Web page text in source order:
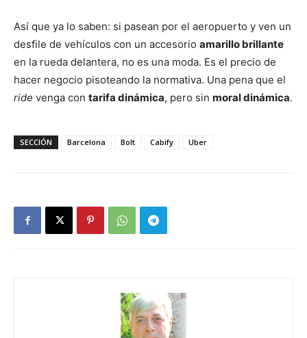
Así que ya lo saben: si pasean por el aeropuerto y ven un
desfile de vehículos con un accesorio amarillo brillante
en la rueda delantera, no es una moda. Es el precio de
hacer negocio pisoteando la normativa. Una pena que el
ride venga con tarifa dinámica, pero sin moral dinámica.
SECCIÓN Barcelona Bolt Cabify Uber